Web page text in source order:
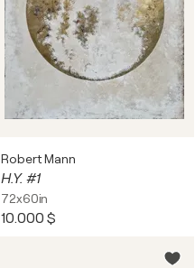
Robert Mann
H.Y. #1
72x60in
10.000 $